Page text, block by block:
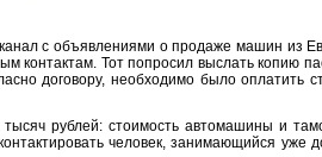
с объявлениями о продаже машин из
контактам. Тот попросил выслать копию
договору, необходимо было оплатить
рублей: стоимость автомашины и
человек, занимающийся уже